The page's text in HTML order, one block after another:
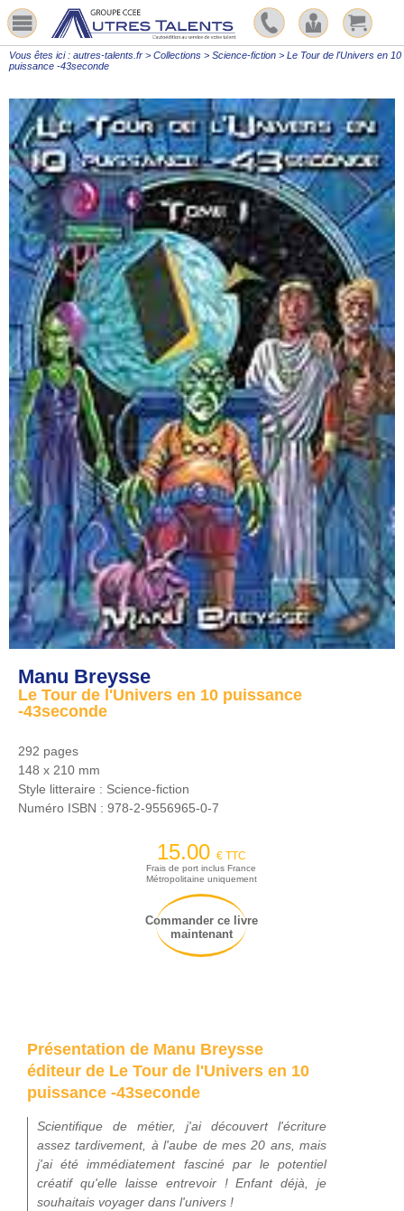
Vous êtes ici : autres-talents.fr > Collections > Science-fiction > Le Tour de l'Univers en 10
puissance -43seconde
Manu Breysse
Le Tour de l'Univers en 10 puissance
-43seconde
292 pages
148 x 210 mm
Style litteraire : Science-fiction
Numéro ISBN : 978-2-9556965-0-7
15.00 € TTC
Frais de port inclus France
Métropolitaine uniquement
Commander ce livre
maintenant
Présentation de Manu Breysse
éditeur de Le Tour de l'Univers en 10
puissance -43seconde
Scientifique de métier, j'ai découvert l'écriture
assez tardivement, à l'aube de mes 20 ans, mais
j'ai été immédiatement fasciné par le potentiel
créatif qu'elle laisse entrevoir ! Enfant déjà, je
souhaitais voyager dans l'univers !